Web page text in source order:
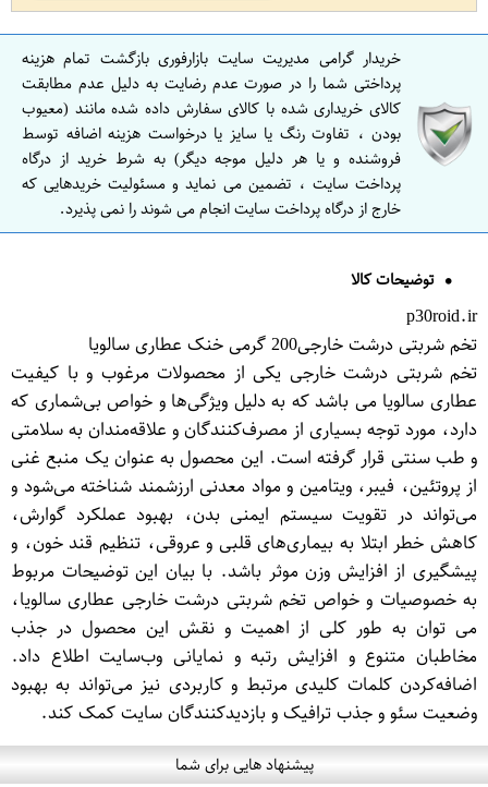
خریدار گرامی مدیریت سایت بازارفوری بازگشت تمام هزینه
پرداختی شما را در صورت عدم رضایت به دلیل عدم مطابقت
کالای خریداری شده با کالای سفارش داده شده مانند (معیوب
بودن ، تفاوت رنگ یا سایز یا درخواست هزینه اضافه توسط
فروشنده و یا هر دلیل موجه دیگر) به شرط خرید از درگاه
پرداخت سایت ، تضمین می نماید و مسئولیت خریدهایی که
خارج از درگاه پرداخت سایت انجام می شوند را نمی پذیرد.
توضیحات کالا
p30roid.ir
تخم شربتی درشت خارجی200 گرمی خنک عطاری سالویا
تخم شربتی درشت خارجی یکی از محصولات مرغوب و با کیفیت
عطاری سالویا می باشد که به دلیل ویژگی‌ها و خواص بی‌شماری که
دارد، مورد توجه بسیاری از مصرف‌کنندگان و علاقه‌مندان به سلامتی
و طب سنتی قرار گرفته است. این محصول به عنوان یک منبع غنی
از پروتئین، فیبر، ویتامین و مواد معدنی ارزشمند شناخته می‌شود و
می‌تواند در تقویت سیستم ایمنی بدن، بهبود عملکرد گوارش،
کاهش خطر ابتلا به بیماری‌های قلبی و عروقی، تنظیم قند خون، و
پیشگیری از افزایش وزن موثر باشد. با بیان این توضیحات مربوط
به خصوصیات و خواص تخم شربتی درشت خارجی عطاری سالویا،
می توان به طور کلی از اهمیت و نقش این محصول در جذب
مخاطبان متنوع و افزایش رتبه و نمایانی وب‌سایت اطلاع داد.
اضافه‌کردن کلمات کلیدی مرتبط و کاربردی نیز می‌تواند به بهبود
وضعیت سئو و جذب ترافیک و بازدیدکنندگان سایت کمک کند.
پیشنهاد هایی برای شما